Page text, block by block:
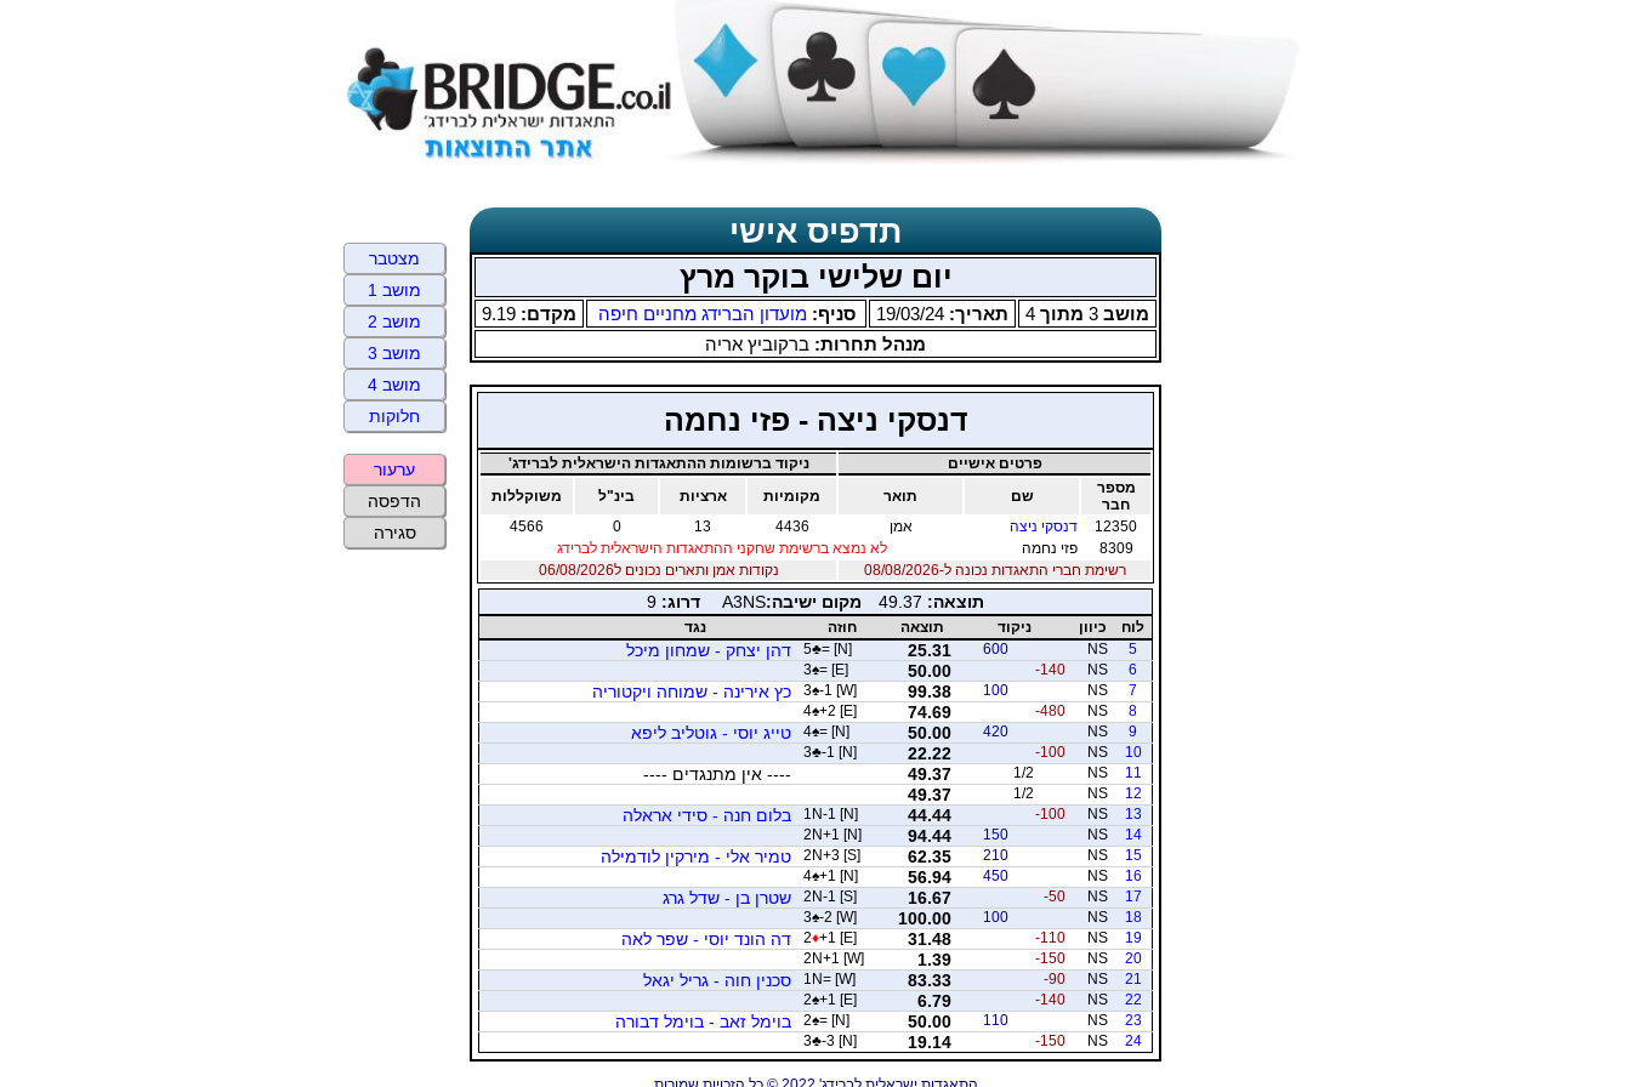
תדפיס אישי
יום שלישי בוקר מרץ
מושב 3 מתוך 4 תאריך: 19/03/24 סניף:מועדון הברידג מחניים חיפה מקדם: 9.19
מנהל תחרות: ברקוביץ אריה
דנסקי ניצה - פזי נחמה
פרטים אישיים
ניקוד ברשומות ההתאגדות הישראלית לברידג'
מספר
חבר
שם תואר מקומיות ארציות בינ"ל
משוקללות
12350
דנסקי ניצה אמן 4436
13
0
4566
8309
פזי נחמה
לא נמצא ברשימת שחקני ההתאגדות הישראלית לברידג
רשימת חברי התאגדות נכונה ל-08/08/2026
נקודות אמן ותארים נכונים ל06/08/2026
תוצאה: 49.37 מקום ישיבה:A3NS דרוג: 9
לוח כיוון ניקוד תוצאה חוזה
נגד
5
NS
600
25.31
5♣= [N] דהן יצחק - שמחון מיכל
6
NS
-140
50.00
3♠= [E]
7
NS
100
99.38
3♠-1 [W] כץ אירינה - שמוחה ויקטוריה
8
NS
-480
74.69
4♠+2 [E]
9
NS
420
50.00
4♠= [N] טייג יוסי - גוטליב ליפא
10
NS
-100
22.22
3♣-1 [N]
11
NS
1/2
49.37 ---- אין מתנגדים ----
12
NS
1/2
49.37
13
NS
-100
44.44
1N-1 [N] בלום חנה - סידי אראלה
14
NS
150
94.44
2N+1 [N]
15
NS
210
62.35
2N+3 [S] טמיר אלי - מירקין לודמילה
16
NS
450
56.94
4♠+1 [N]
17
NS
-50
16.67
2N-1 [S] שטרן בן - שדל גרג
18
NS
100
100.00
3♠-2 [W]
19
NS
-110
31.48
2♦+1 [E] דה הונד יוסי - שפר לאה
20
NS
-150
1.39
2N+1 [W]
21
NS
-90
83.33
1N= [W] סכנין חוה - גריל יגאל
22
NS
-140
6.79
2♠+1 [E]
23
NS
110
50.00
2♠= [N] בוימל זאב - בוימל דבורה
24
NS
-150
19.14
3♣-3 [N]
מצטבר
מושב 1
מושב 2
מושב 3
מושב 4
חלוקות
ערעור
הדפסה
סגירה